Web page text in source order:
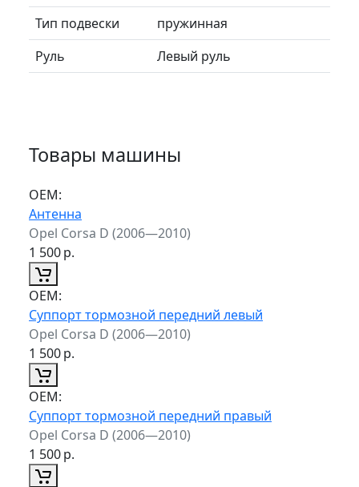
Тип подвески
пружинная
Руль
Левый руль
Товары машины
ОЕМ:
Антенна
Opel Corsa D (2006—2010)
1 500р.
ОЕМ:
Суппорт тормозной передний левый
Opel Corsa D (2006—2010)
1 500р.
ОЕМ:
Суппорт тормозной передний правый
Opel Corsa D (2006—2010)
1 500р.